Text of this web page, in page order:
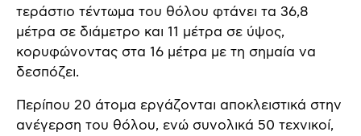
τεράστιο τέντωμα του θόλου φτάνει τα 36,8
μέτρα σε διάμετρο και 11 μέτρα σε ύψος,
κορυφώνοντας στα 16 μέτρα με τη σημαία να
δεσπόζει.
Περίπου 20 άτομα εργάζονται αποκλειστικά στην
ανέγερση του θόλου, ενώ συνολικά 50 τεχνικοί,